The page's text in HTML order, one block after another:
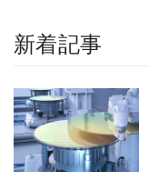
新着記事